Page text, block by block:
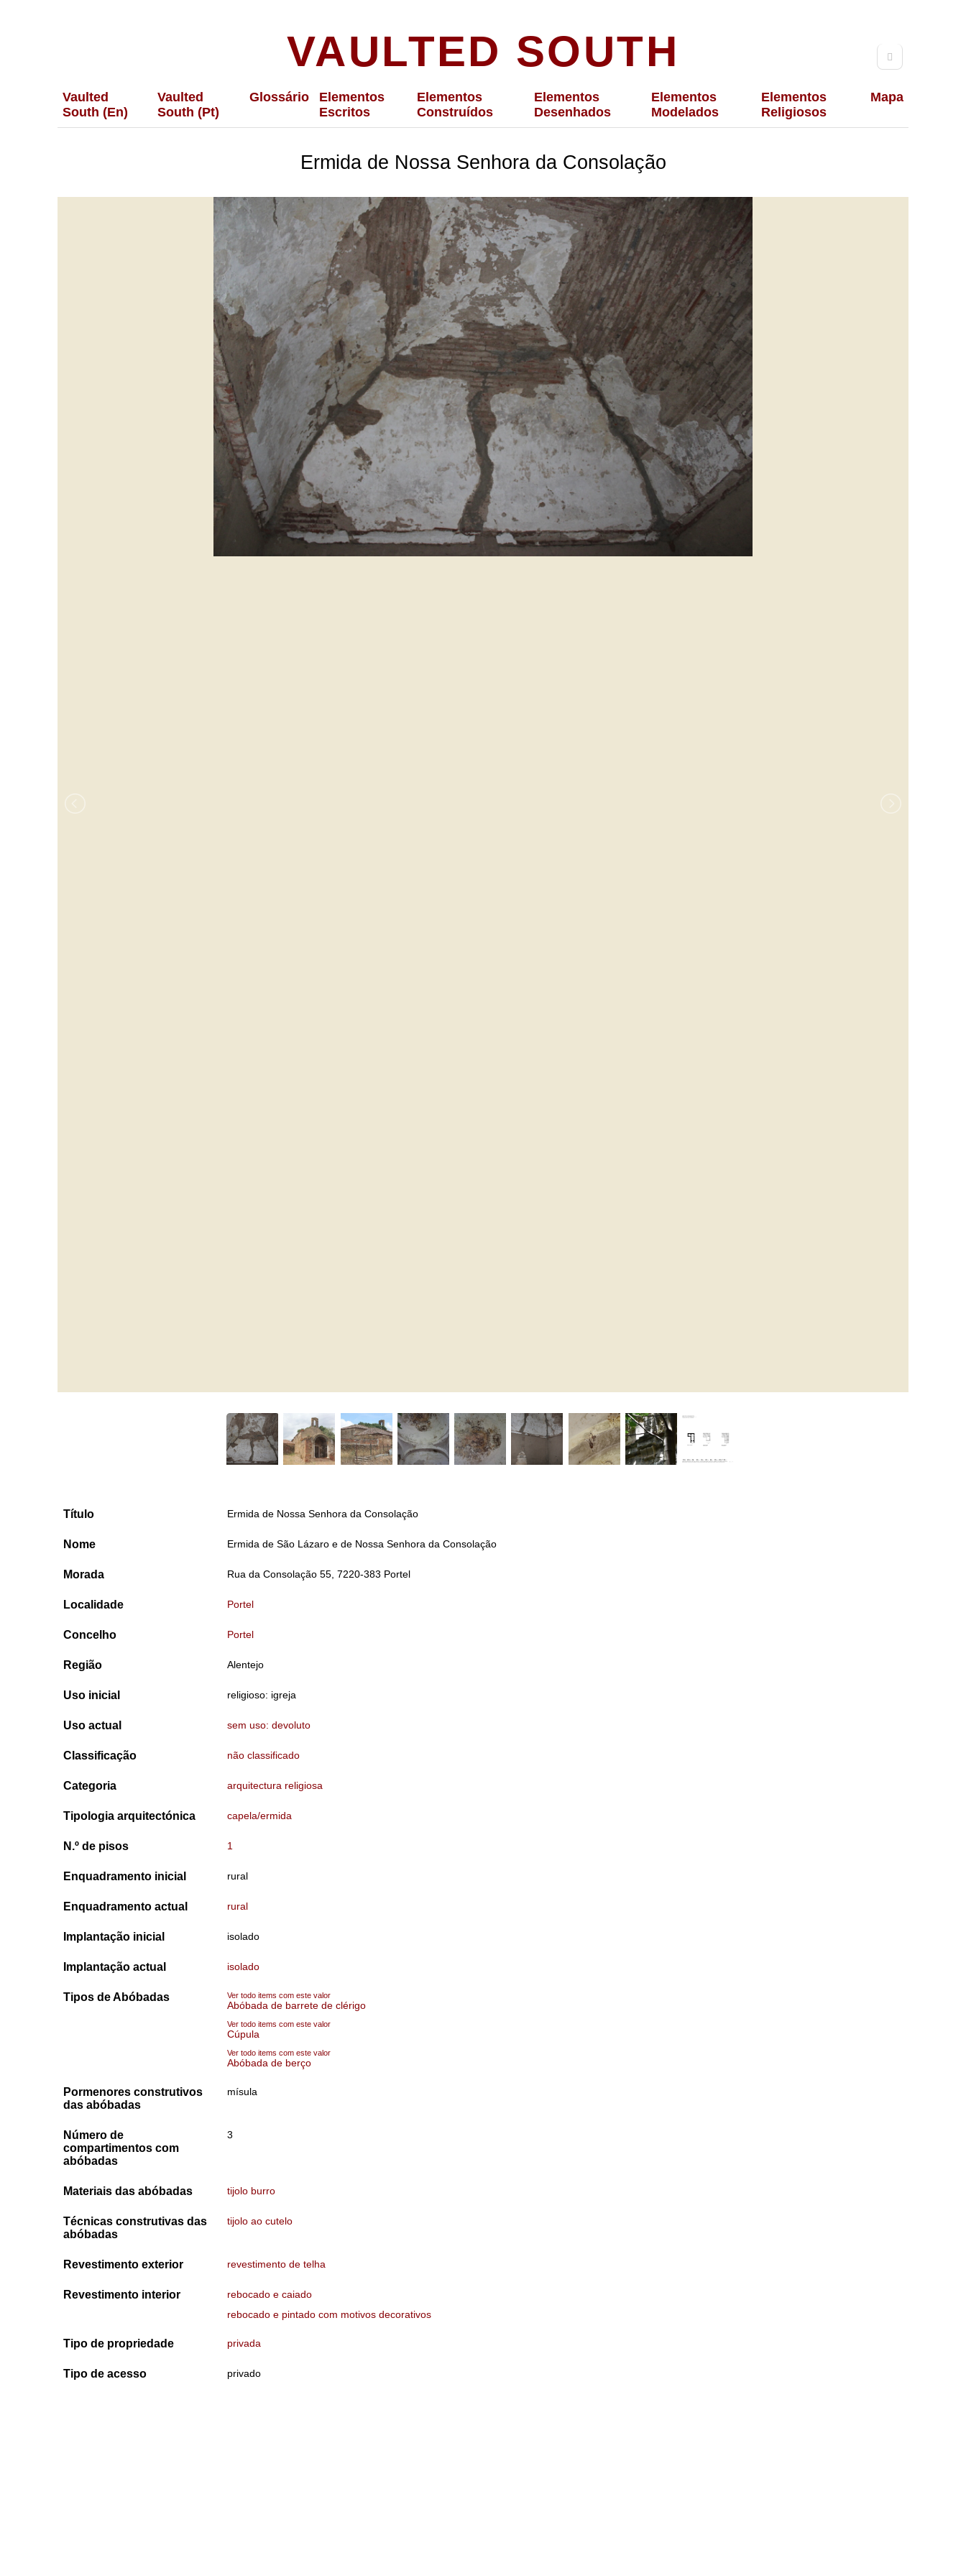
VAULTED SOUTH
Vaulted
South (En)
Vaulted
South (Pt)
Glossário
Elementos
Escritos
Elementos
Construídos
Elementos
Desenhados
Elementos
Modelados
Elementos
Religiosos
Mapa
Ermida de Nossa Senhora da Consolação
Título Ermida de Nossa Senhora da Consolação
Nome Ermida de São Lázaro e de Nossa Senhora da Consolação
Morada Rua da Consolação 55, 7220-383 Portel
Localidade Portel
Concelho Portel
Região Alentejo
Uso inicial religioso: igreja
Uso actual sem uso: devoluto
Classificação não classificado
Categoria arquitectura religiosa
Tipologia arquitectónica capela/ermida
N.º de pisos 1
Enquadramento inicial rural
Enquadramento actual rural
Implantação inicial isolado
Implantação actual isolado
Tipos de Abóbadas Ver todo items com este valor
Abóbada de barrete de clérigo
Ver todo items com este valor
Cúpula
Ver todo items com este valor
Abóbada de berço
Pormenores construtivos
das abóbadas
mísula
Número de
compartimentos com
abóbadas
3
Materiais das abóbadas tijolo burro
Técnicas construtivas das
abóbadas
tijolo ao cutelo
Revestimento exterior revestimento de telha
Revestimento interior
rebocado e caiado
rebocado e pintado com motivos decorativos
Tipo de propriedade privada
Tipo de acesso privado